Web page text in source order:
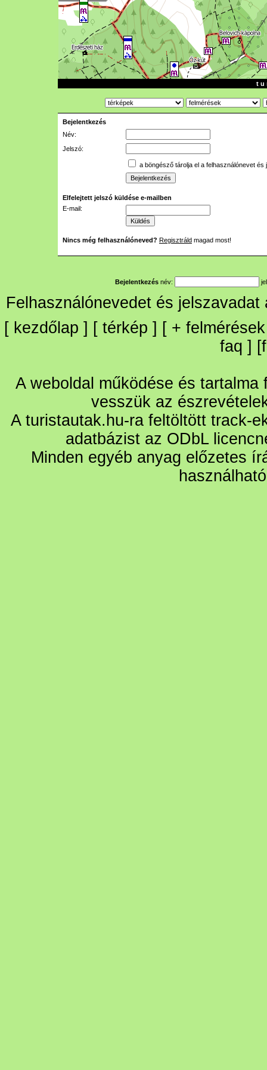
t u
Bejelentkezés
Név:
Jelszó:
a böngésző tárolja el a felhasználónevet és
Elfelejtett jelszó küldése e-mailben
E-mail:
Nincs még felhasználóneved? Regisztráld magad most!
Bejelentkezés név:
Felhasználónevedet és
[ kezdőlap ] [ térkép ] [ + felmérések
faq ] [
A weboldal működése és
vesszük az
A turistautak.hu-ra feltöltött track-
adatbázist az ODbL
Minden egyéb anyag előzetes